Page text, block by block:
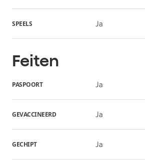
SPEELS Ja
Feiten
PASPOORT Ja
GEVACCINEERD Ja
GECHIPT Ja